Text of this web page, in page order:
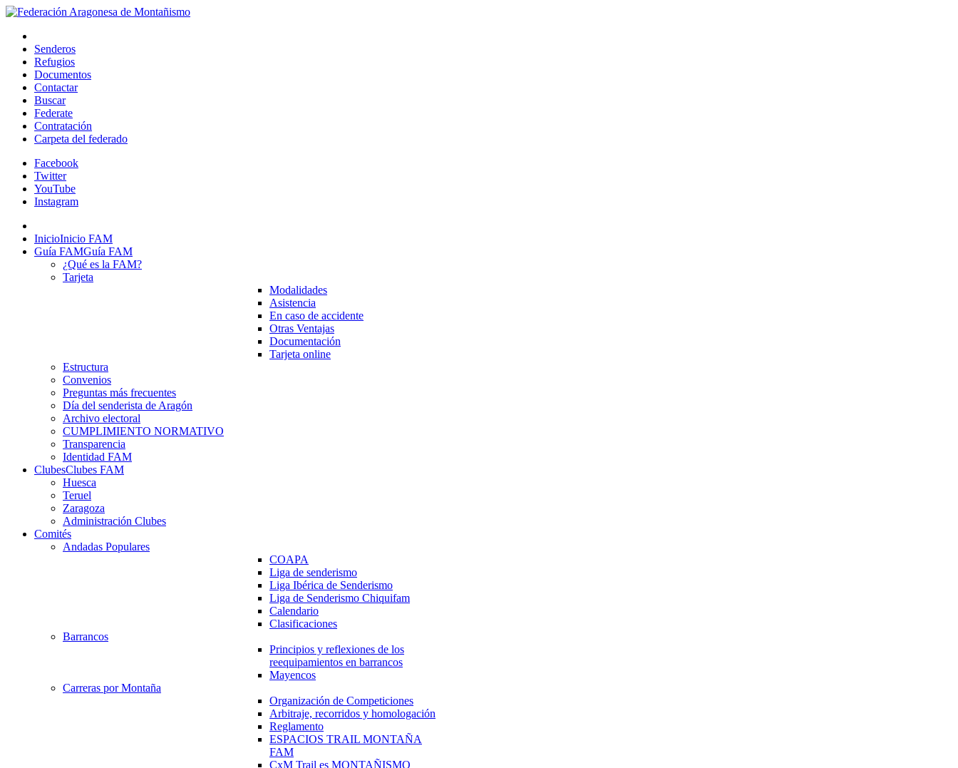
Senderos
Refugios
Documentos
Contactar
Buscar
Federate
Contratación
Carpeta del federado
Facebook
Twitter
YouTube
Instagram
InicioInicio FAM
Guía FAMGuía FAM
¿Qué es la FAM?
Tarjeta
Modalidades
Asistencia
En caso de accidente
Otras Ventajas
Documentación
Tarjeta online
Estructura
Convenios
Preguntas más frecuentes
Día del senderista de Aragón
Archivo electoral
CUMPLIMIENTO NORMATIVO
Transparencia
Identidad FAM
ClubesClubes FAM
Huesca
Teruel
Zaragoza
Administración Clubes
Comités
Andadas Populares
COAPA
Liga de senderismo
Liga Ibérica de Senderismo
Liga de Senderismo Chiquifam
Calendario
Clasificaciones
Barrancos
Principios y reflexiones de los
reequipamientos en barrancos
Mayencos
Carreras por Montaña
Organización de Competiciones
Arbitraje, recorridos y homologación
Reglamento
ESPACIOS TRAIL MONTAÑA
FAM
CxM Trail es MONTAÑISMO